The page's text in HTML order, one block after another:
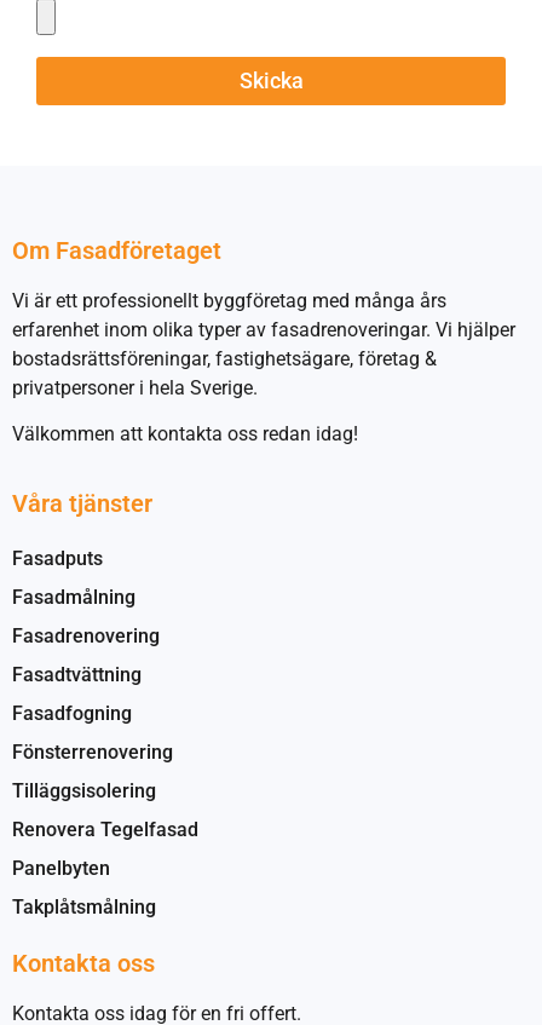
Skicka
Om Fasadföretaget
Vi är ett professionellt byggföretag med många års
erfarenhet inom olika typer av fasadrenoveringar. Vi hjälper
bostadsrättsföreningar, fastighetsägare, företag &
privatpersoner i hela Sverige.
Välkommen att kontakta oss redan idag!
Våra tjänster
Fasadputs
Fasadmålning
Fasadrenovering
Fasadtvättning
Fasadfogning
Fönsterrenovering
Tilläggsisolering
Renovera Tegelfasad
Panelbyten
Takplåtsmålning
Kontakta oss
Kontakta oss idag för en fri offert.